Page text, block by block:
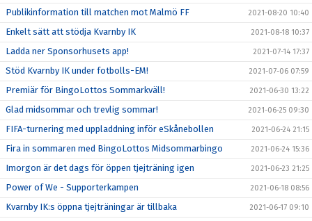
Publikinformation till matchen mot Malmö FF 2021-08-20 10:40
Enkelt sätt att stödja Kvarnby IK 2021-08-18 10:37
Ladda ner Sponsorhusets app! 2021-07-14 17:37
Stöd Kvarnby IK under fotbolls-EM! 2021-07-06 07:59
Premiär för BingoLottos Sommarkväll! 2021-06-30 13:22
Glad midsommar och trevlig sommar! 2021-06-25 09:30
FIFA-turnering med uppladdning inför eSkånebollen 2021-06-24 21:15
Fira in sommaren med BingoLottos Midsommarbingo 2021-06-24 15:36
Imorgon är det dags för öppen tjejträning igen 2021-06-23 21:25
Power of We - Supporterkampen 2021-06-18 08:56
Kvarnby IK:s öppna tjejträningar är tillbaka 2021-06-17 09:10